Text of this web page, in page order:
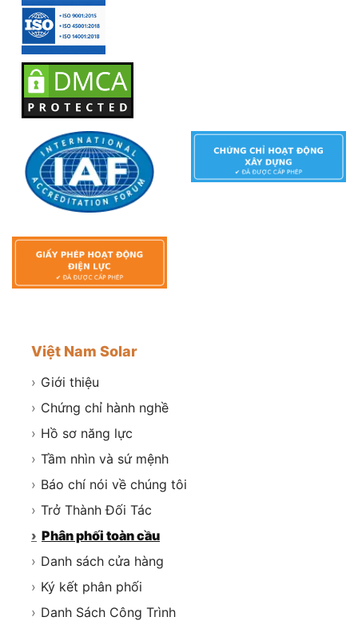
Việt Nam Solar
› Giới thiệu
› Chứng chỉ hành nghề
› Hồ sơ năng lực
› Tầm nhìn và sứ mệnh
› Báo chí nói về chúng tôi
› Trở Thành Đối Tác
› Phân phối toàn cầu
› Danh sách cửa hàng
› Ký kết phân phối
› Danh Sách Công Trình